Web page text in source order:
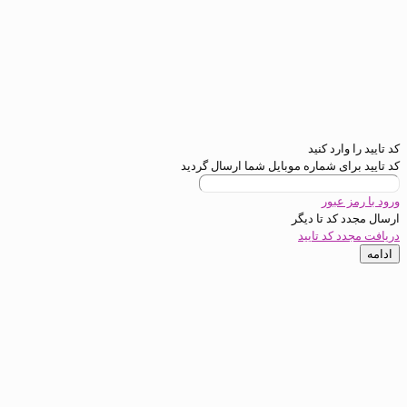
کنید
شماره موبایل شما ارسال گردید
تادیگر
تایید